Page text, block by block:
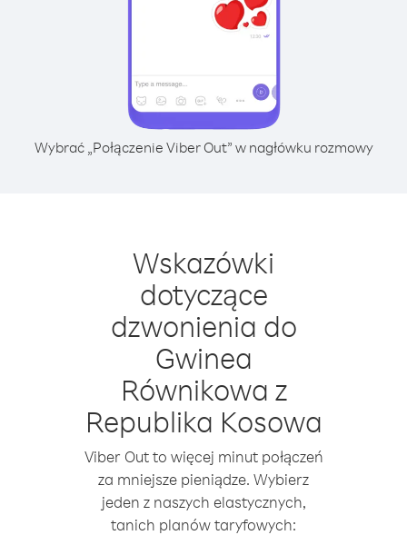
Wybrać „Połączenie Viber Out” w nagłówku rozmowy
Wskazówki
dotyczące
dzwonienia do
Gwinea
Równikowa z
Republika Kosowa
Viber Out to więcej minut połączeń
za mniejsze pieniądze. Wybierz
jeden z naszych elastycznych,
tanich planów taryfowych: